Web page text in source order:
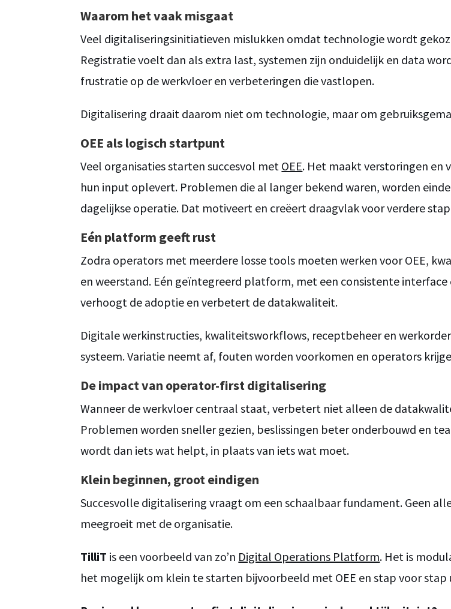
Waarom het vaak misgaat
Veel digitaliseringsinitiatieven mislukken omdat technologie wordt
Registratie voelt dan als extra last, systemen zijn onduidelijk en data
frustratie op de werkvloer en verbeteringen die vastlopen.
Digitalisering draait daarom niet om technologie, maar om
OEE als logisch startpunt
Veel organisaties starten succesvol met OEE. Het maakt verstoringen en
hun input oplevert. Problemen die al langer bekend waren, worden
dagelijkse operatie. Dat motiveert en creëert draagvlak voor verdere
Eén platform geeft rust
Zodra operators met meerdere losse tools moeten werken voor OEE,
en weerstand. Eén geïntegreerd platform, met een consistente
verhoogt de adoptie en verbetert de datakwaliteit.
Digitale werkinstructies, kwaliteitsworkflows, receptbeheer en
systeem. Variatie neemt af, fouten worden voorkomen en operators
De impact van operator-first digitalisering
Wanneer de werkvloer centraal staat, verbetert niet alleen de
Problemen worden sneller gezien, beslissingen beter onderbouwd en
wordt dan iets wat helpt, in plaats van iets wat moet.
Klein beginnen, groot eindigen
Succesvolle digitalisering vraagt om een schaalbaar fundament. Geen
meegroeit met de organisatie.
TilliT is een voorbeeld van zo’n Digital Operations Platform. Het is
het mogelijk om klein te starten bijvoorbeeld met OEE en stap voor